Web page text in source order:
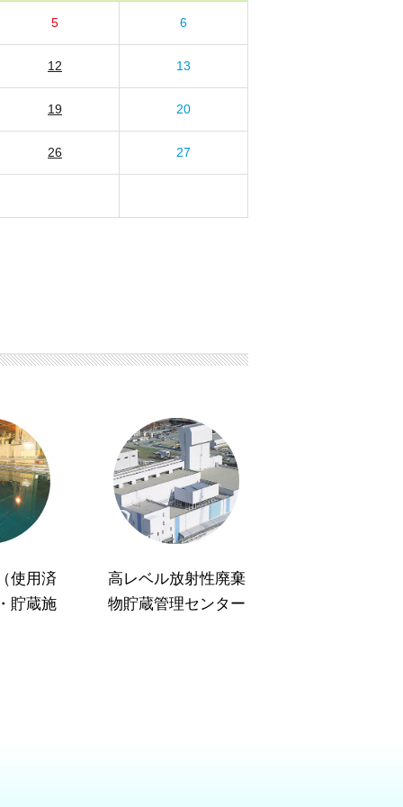
5 6
12 13
19 20
26 27
使用済
貯蔵施
高レベル放射性廃棄
物貯蔵管理センター